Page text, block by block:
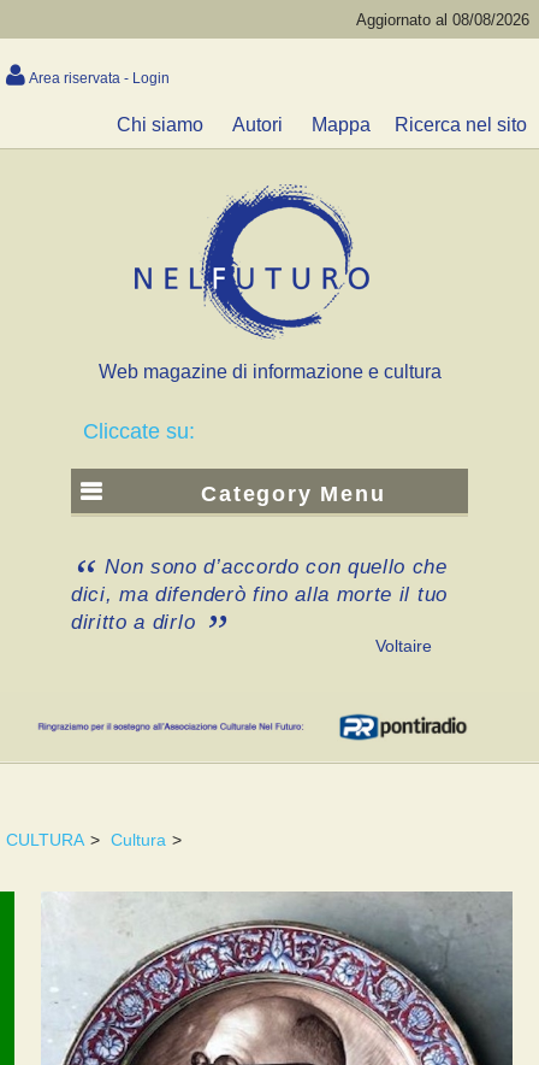
Aggiornato al 08/08/2026
Area riservata - Login
Chi siamo Autori Mappa Ricerca nel sito
Web magazine di informazione e cultura
Cliccate su:
Category Menu
Non sono d’accordo con quello che
dici, ma difenderò fino alla morte il tuo
diritto a dirlo
Voltaire
CULTURA > Cultura >